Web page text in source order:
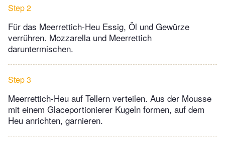
Step 2
Für das Meerrettich-Heu Essig, Öl und Gewürze
verrühren. Mozzarella und Meerrettich
daruntermischen.
Step 3
Meerrettich-Heu auf Tellern verteilen. Aus der Mousse
mit einem Glaceportionierer Kugeln formen, auf dem
Heu anrichten, garnieren.